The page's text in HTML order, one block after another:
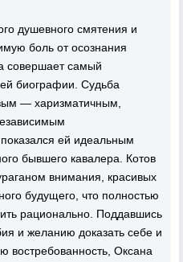
душевного смятения и
боль от осознания
совершает самый
биографии. Судьба
— харизматичным,
ей идеальным
бывшего кавалера. Котов
внимания, красивых
будущего, что полностью
рационально. Поддавшись
и желанию доказать себе и
востребованность, Оксана